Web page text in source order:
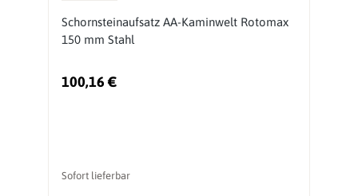
Schornsteinaufsatz AA-Kaminwelt Rotomax
150 mm Stahl
100,16 €
Sofort lieferbar